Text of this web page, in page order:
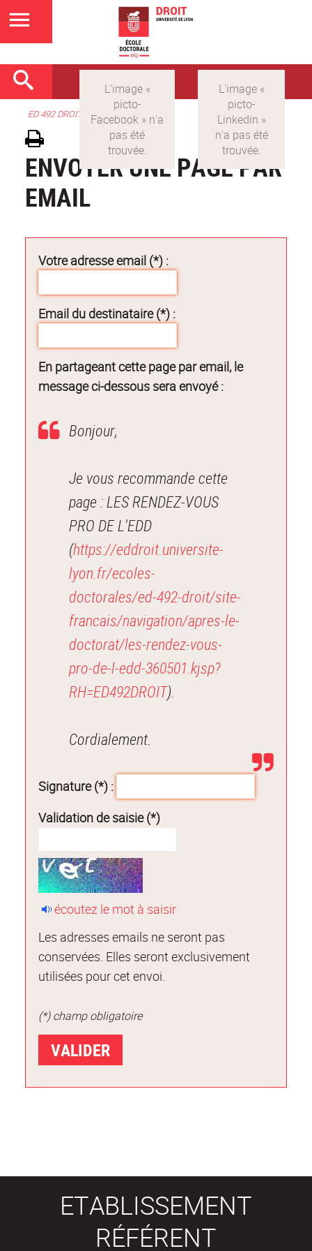
ED 492 DROIT
ENVOYER UNE PAGE PAR
EMAIL
Votre adresse email (*) :
Email du destinataire (*) :
En partageant cette page par email, le
message ci-dessous sera envoyé :
Bonjour,
Je vous recommande cette
page : LES RENDEZ-VOUS
PRO DE L'EDD
(https://eddroit.universite-
lyon.fr/ecoles-
doctorales/ed-492-droit/site-
francais/navigation/apres-le-
doctorat/les-rendez-vous-
pro-de-l-edd-360501.kjsp?
RH=ED492DROIT).
Cordialement.
Signature (*) :
Validation de saisie (*)
écoutez le mot à saisir
Les adresses emails ne seront pas
conservées. Elles seront exclusivement
utilisées pour cet envoi.
(*) champ obligatoire
ETABLISSEMENT
RÉFÉRENT